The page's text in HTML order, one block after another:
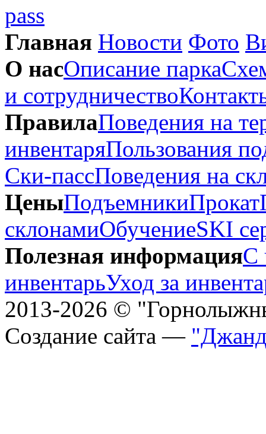
Главная Новости Фото
О насОписание парка
и сотрудничество
ПравилаПоведения на
инвентаряПользования
Ски-пассПоведения на
ЦеныПодъемникиПрокат
склонамиОбучениеSKI
Полезная информацияС
инвентарьУход за
2013-2026 ©
Создание сайта —